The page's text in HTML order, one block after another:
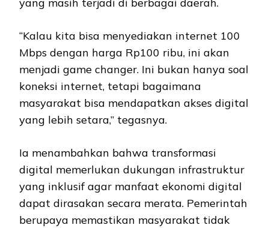
yang masih terjadi di berbagai daerah.
“Kalau kita bisa menyediakan internet 100
Mbps dengan harga Rp100 ribu, ini akan
menjadi game changer. Ini bukan hanya soal
koneksi internet, tetapi bagaimana
masyarakat bisa mendapatkan akses digital
yang lebih setara,” tegasnya.
Ia menambahkan bahwa transformasi
digital memerlukan dukungan infrastruktur
yang inklusif agar manfaat ekonomi digital
dapat dirasakan secara merata. Pemerintah
berupaya memastikan masyarakat tidak